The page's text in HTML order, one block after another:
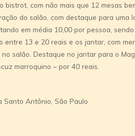
com não mais que 12 mesas
do salão, com destaque para uma
em média 10,00 por pessoa,
entre 13 e 20 reais e os jantar, com
salão. Destaque no jantar para o
marroquino – por 40 reais.
Santo Antônio, São Paulo